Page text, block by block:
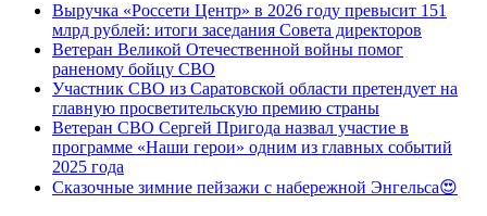
Выручка «Россети Центр» в 2026 году превысит 151
млрд рублей: итоги заседания Совета директоров
Ветеран Великой Отечественной войны помог
раненому бойцу СВО
Участник СВО из Саратовской области претендует на
главную просветительскую премию страны
Ветеран СВО Сергей Пригода назвал участие в
программе «Наши герои» одним из главных событий
2025 года
Сказочные зимние пейзажи с набережной Энгельса😍